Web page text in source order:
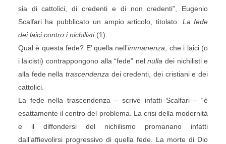
sia di cattolici, di credenti e di non credenti”, Eugenio
Scalfari ha pubblicato un ampio articolo, titolato: La fede
dei laici contro i nichilisti(1).
Qual è questa fede? E’ quella nell’immanenza , che i laici (o
i laicisti) contrappongono alla “fede” nelnulla dei nichilisti e
alla fede nella trascendenza dei credenti, dei cristiani e dei
cattolici.
La fede nella trascendenza – scrive infatti Scalfari – “è
esattamente il centro del problema. La crisi della modernità
e il diffondersi del nichilismo promanano infatti
dall’affievolirsi progressivo di quella fede. La morte di Dio